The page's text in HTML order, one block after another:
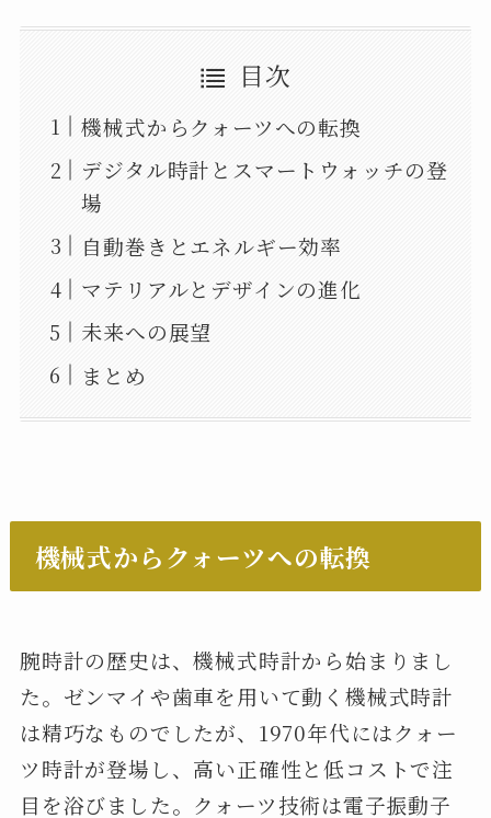
目次
機械式からクォーツへの転換
デジタル時計とスマートウォッチの登
場
自動巻きとエネルギー効率
マテリアルとデザインの進化
未来への展望
まとめ
機械式からクォーツへの転換
腕時計の歴史は、機械式時計から始まりまし
た。ゼンマイや歯車を用いて動く機械式時計
は精巧なものでしたが、1970年代にはクォー
ツ時計が登場し、高い正確性と低コストで注
目を浴びました。クォーツ技術は電子振動子